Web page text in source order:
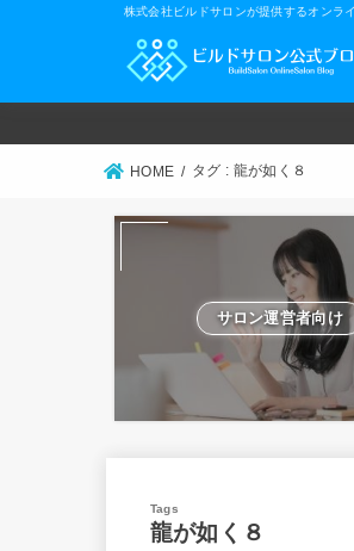
株式会社ビルドサロンが提供するオンラ
HOME タグ : 龍が如く８
サロン運営者向け
龍が如く８